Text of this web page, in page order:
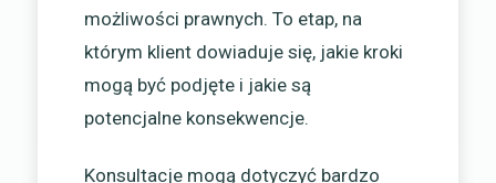
możliwości prawnych. To etap, na
którym klient dowiaduje się, jakie kroki
mogą być podjęte i jakie są
potencjalne konsekwencje.
Konsultacje mogą dotyczyć bardzo